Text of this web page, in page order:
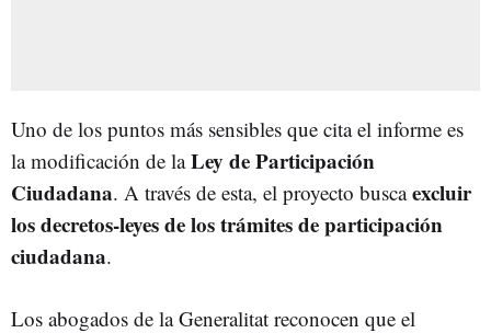
Uno de los puntos más sensibles que cita el informe es
la modificación de laLey de Participación
Ciudadana. A través de esta, el proyecto buscaexcluir
los decretos-leyes de los trámites de participación
ciudadana.
Los abogados de la Generalitat reconocen que el